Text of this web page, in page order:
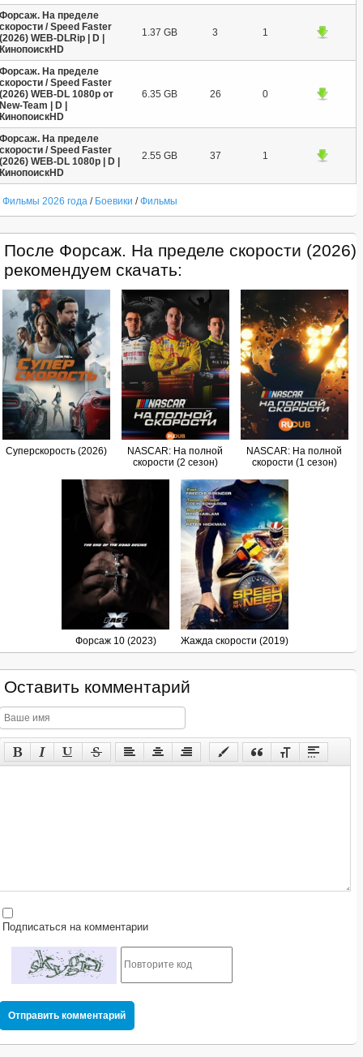
Форсаж. На пределе
скорости / Speed Faster
(2026) WEB-DLRip | D |
КинопоискHD
1.37 GB 3 1
Форсаж. На пределе
скорости / Speed Faster
(2026) WEB-DL 1080p от
New-Team | D |
КинопоискHD
6.35 GB 26 0
Форсаж. На пределе
скорости / Speed Faster
(2026) WEB-DL 1080p | D |
КинопоискHD
2.55 GB 37 1
Фильмы 2026 года / Боевики /Фильмы
После Форсаж. На пределе скорости (2026)
рекомендуем скачать:
Суперскорость (2026)
NASCAR: На полной
скорости (2 сезон)
NASCAR: На полной
скорости (1 сезон)
Форсаж 10 (2023) Жажда скорости (2019)
Оставить комментарий
на комментарии
Отправить комментарий